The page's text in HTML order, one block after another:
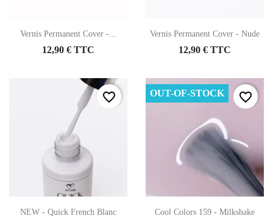
Vernis Permanent Cover -...
12,90 € TTC
Vernis Permanent Cover - Nude
12,90 € TTC
NEW - Quick French Blanc
favorite_border
Cool Colors 159 - Milkshake
OUT-OF-STOCK favorite_border